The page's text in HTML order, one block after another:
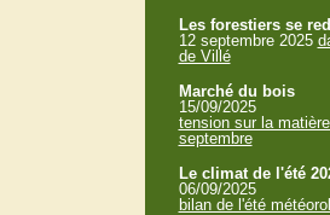
Les forestiers se
12 septembre 2025
de Villé
Marché du bois
15/09/2025
tension sur la
septembre
Le climat de l'été
06/09/2025
bilan de l'été